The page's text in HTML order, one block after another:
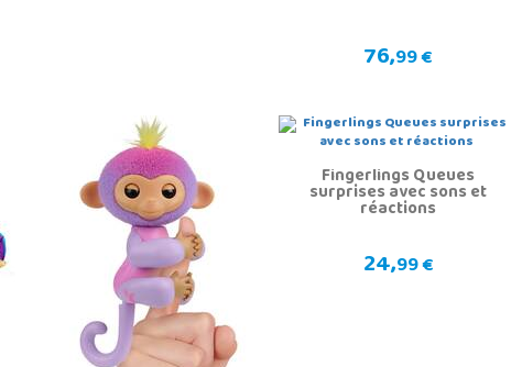
76,99 €
Fingerlings Queues
surprises avec sons et
réactions
24,99 €